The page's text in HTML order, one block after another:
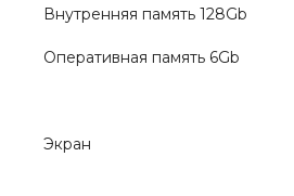
Внутренняя память 128Gb
Оперативная память 6Gb
Экран